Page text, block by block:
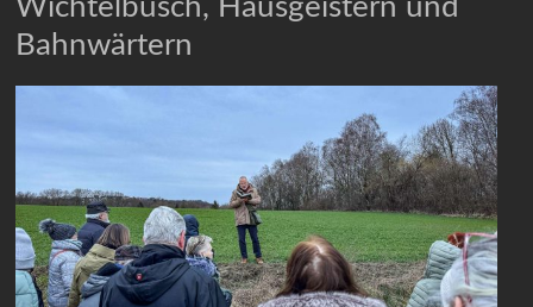
Wichtelbusch, Hausgeistern und
Bahnwärtern